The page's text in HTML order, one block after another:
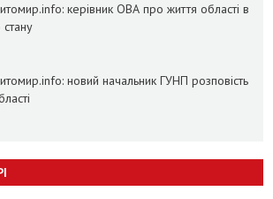
керівник ОВА про життя області в
новий начальник ГУНП розповість